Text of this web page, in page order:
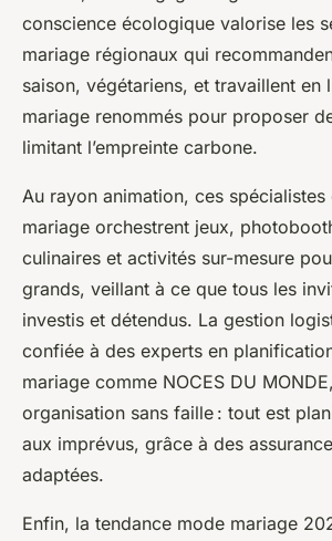
conscience écologique valorise les
mariage régionaux qui
saison, végétariens, et travaillent en
mariage renommés pour proposer
limitant l’empreinte carbone.
Au rayon animation, ces
mariage orchestrent jeux,
culinaires et activités sur-mesure
grands, veillant à ce que tous les
investis et détendus. La gestion
confiée à des experts en
mariage comme NOCES DU
organisation sans faille : tout est
aux imprévus, grâce à des
adaptées.
Enfin, la tendance mode mariage